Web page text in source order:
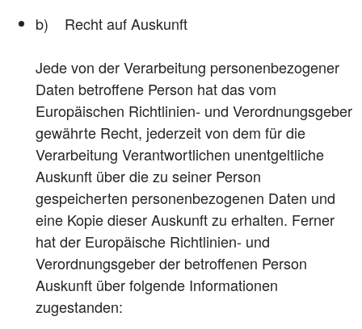
b) Recht auf Auskunft
Jede von der Verarbeitung personenbezogener
Daten betroffene Person hat das vom
Europäischen Richtlinien- und Verordnungsgeber
gewährte Recht, jederzeit von dem für die
Verarbeitung Verantwortlichen unentgeltliche
Auskunft über die zu seiner Person
gespeicherten personenbezogenen Daten und
eine Kopie dieser Auskunft zu erhalten. Ferner
hat der Europäische Richtlinien- und
Verordnungsgeber der betroffenen Person
Auskunft über folgende Informationen
zugestanden: